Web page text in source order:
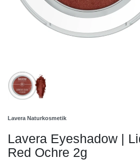
Lavera Naturkosmetik
Lavera Eyeshadow |
Red Ochre 2g